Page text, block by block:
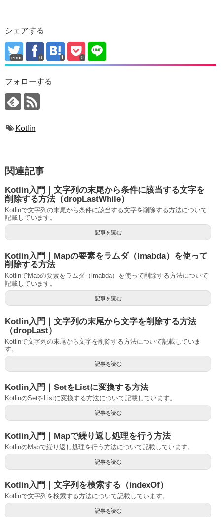
シェアする
error 0 0
フォローする
Kotlin
関連記事
Kotlin入門｜文字列の末尾から条件に該当する文字を
削除する方法（dropLastWhile）
Kotlinで文字列の末尾から条件に該当する文字を削除する方法について
記載しています。
記事を読む
Kotlin入門｜Mapの要素をラムダ（lmabda）を使って
削除する方法
KotlinでMapの要素をラムダ（lmabda）を使って削除する方法について
記載しています。
記事を読む
Kotlin入門｜文字列の末尾から文字を削除する方法
（dropLast）
Kotlinで文字列の末尾から文字を削除する方法について記載していま
す。
記事を読む
Kotlin入門｜SetをListに変換する方法
KotlinのSetをListに変換する方法について記載しています。
記事を読む
Kotlin入門｜Mapで繰り返し処理を行う方法
KotlinのMapで繰り返し処理を行う方法について記載しています。
記事を読む
Kotlin入門｜文字列を検索する（indexOf）
Kotlinで文字列を検索する方法について記載しています。
記事を読む